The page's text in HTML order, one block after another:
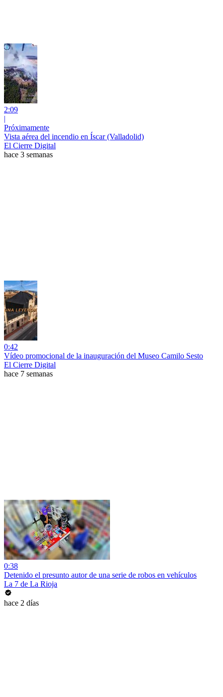
2:09
|
Próximamente
Vista aérea del incendio en Íscar (Valladolid)
El Cierre Digital
hace 3 semanas
0:42
Vídeo promocional de la inauguración del Museo Camilo Sesto
El Cierre Digital
hace 7 semanas
0:38
Detenido el presunto autor de una serie de robos en vehículos
La 7 de La Rioja
hace 2 días